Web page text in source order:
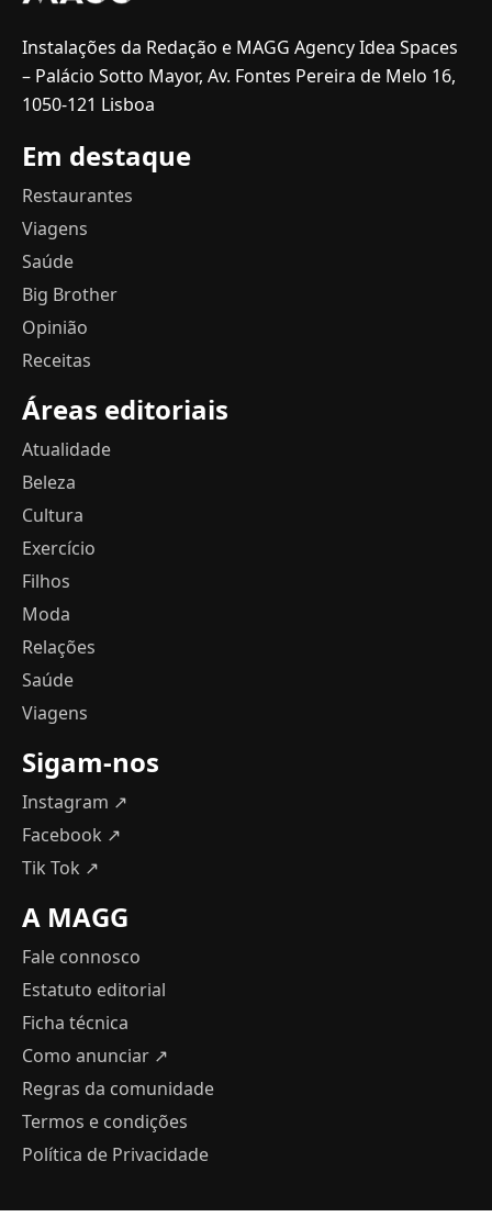
Instalações da Redação e MAGG Agency Idea Spaces
– Palácio Sotto Mayor, Av. Fontes Pereira de Melo 16,
1050-121 Lisboa
Em destaque
Restaurantes
Viagens
Saúde
Big Brother
Opinião
Receitas
Áreas editoriais
Atualidade
Beleza
Cultura
Exercício
Filhos
Moda
Relações
Saúde
Viagens
Sigam-nos
Instagram ↗
Facebook ↗
Tik Tok ↗
A MAGG
Fale connosco
Estatuto editorial
Ficha técnica
Como anunciar ↗
Regras da comunidade
Termos e condições
Política de Privacidade